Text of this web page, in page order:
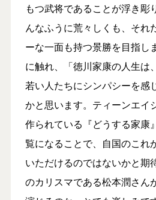
もつ武将であることが浮き彫
んなふうに荒々しくも、それ
ーな一面も持つ景勝を目指し
に触れ、「徳川家康の人生は
若い人たちにシンパシーを感
かと思います。ティーンエイ
作られている『どうする家康
覧になることで、自国のこれ
いただけるのではないかと期
のカリスマである松本潤さん